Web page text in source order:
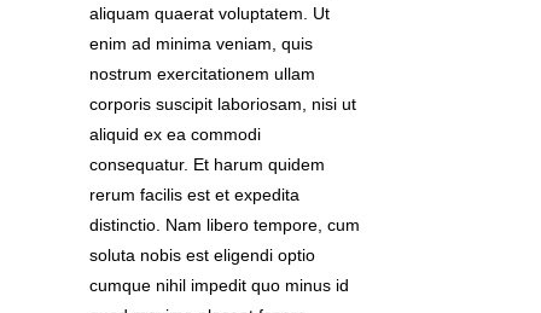
aliquam quaerat voluptatem. Ut
enim ad minima veniam, quis
nostrum exercitationem ullam
corporis suscipit laboriosam, nisi ut
aliquid ex ea commodi
consequatur. Et harum quidem
rerum facilis est et expedita
distinctio. Nam libero tempore, cum
soluta nobis est eligendi optio
cumque nihil impedit quo minus id